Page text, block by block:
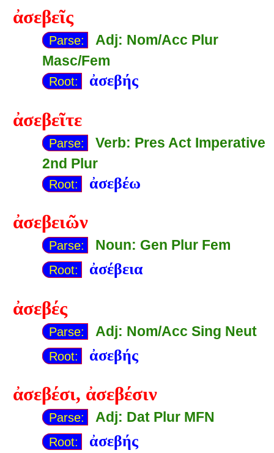
ἀσεβεῖς
Parse:
Adj: Nom/Acc Plur
Masc/Fem
Root: ἀσεβής
ἀσεβεῖτε
Parse:
Verb: Pres Act Imperative
2nd Plur
Root: ἀσεβέω
ἀσεβειῶν
Parse: Noun: Gen Plur Fem
Root: ἀσέβεια
ἀσεβές
Parse: Adj: Nom/Acc Sing Neut
Root: ἀσεβής
ἀσεβέσι, ἀσεβέσιν
Parse: Adj: Dat Plur MFN
Root: ἀσεβής